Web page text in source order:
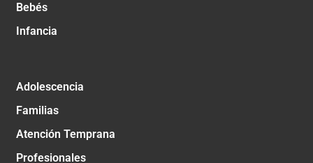
Bebés
Infancia
Adolescencia
Familias
Atención Temprana
Profesionales